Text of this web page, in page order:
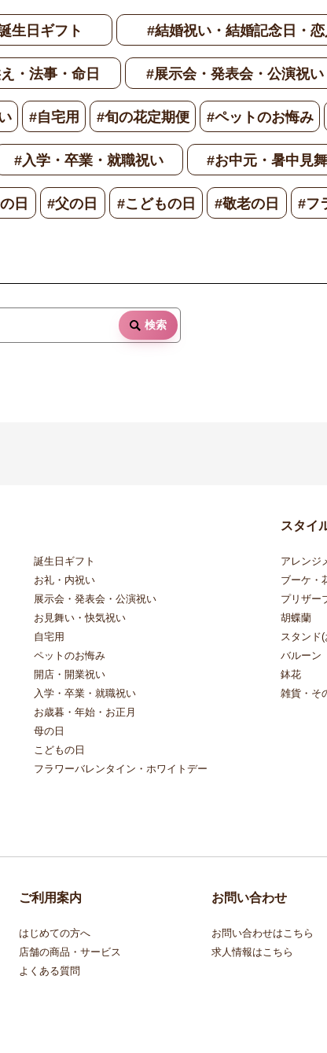
生日ギフト #結婚祝い・結婚記念日・恋
・法事・命日 #展示会・発表会・公演祝い
#自宅用 #旬の花定期便 #ペットのお悔み
#入学・卒業・就職祝い #お中元・暑中見
日 #父の日 #こどもの日 #敬老の日 #フ
検索
誕生日ギフト
お礼・内祝い
展示会・発表会・公演祝い
お見舞い・快気祝い
自宅用
ペットのお悔み
開店・開業祝い
入学・卒業・就職祝い
お歳暮・年始・お正月
母の日
こどもの日
フラワーバレンタイン・ホワイトデー
スタイ
アレンジ
ブーケ・
プリザー
胡蝶蘭
スタンド
バルーン
鉢花
雑貨・そ
ご利用案内
はじめての方へ
店舗の商品・サービス
よくある質問
お問い合わせ
お問い合わせはこちら
求人情報はこちら